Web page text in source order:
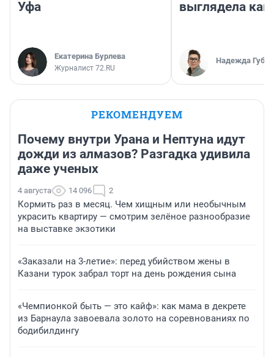
Уфа
Екатерина Бурлева
Журналист 72.RU
выглядела как
Надежда
РЕКОМЕНДУЕМ
Почему внутри Урана и Нептуна идут
дожди из алмазов? Разгадка удивила
даже ученых
4 августа 14 096 2
Кормить раз в месяц. Чем хищным или необычным
украсить квартиру — смотрим зелёное разнообразие
на выставке экзотики
«Заказали на 3-летие»: перед убийством жены в
Казани турок забрал торт на день рождения сына
«Чемпионкой быть — это кайф»: как мама в декрете
из Барнаула завоевала золото на соревнованиях по
бодибилдингу